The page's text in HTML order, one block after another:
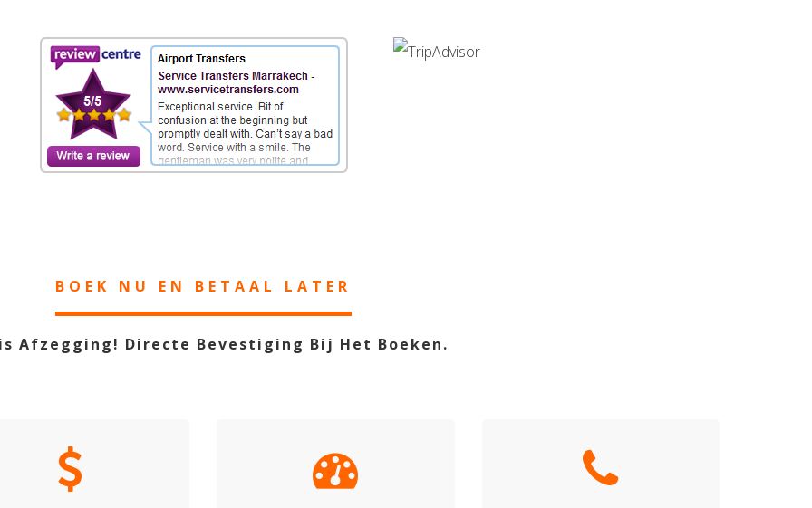
BOEK NU EN BETAAL LATER
Afzegging! Directe Bevestiging Bij Het Boeken.